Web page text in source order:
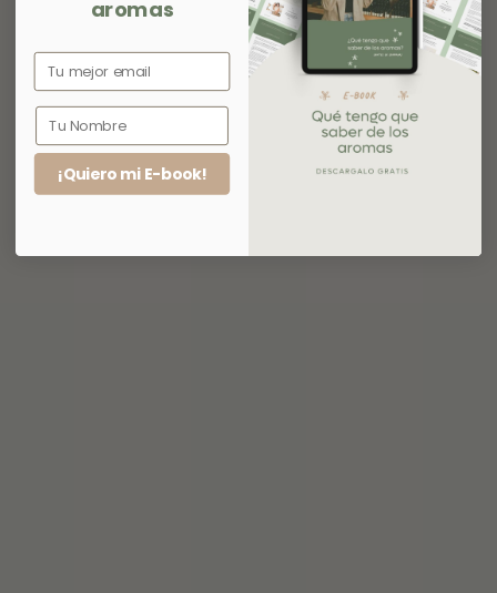
aromas
¡Quiero mi E-book!